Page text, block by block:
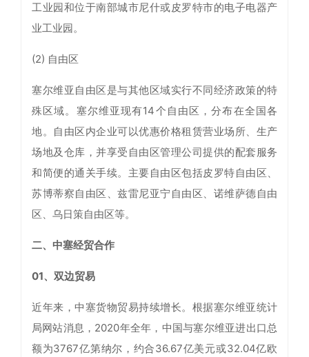
工业园和位于南部城市尼什或皮罗特市的电子电器产
业工业园。
(2) 自由区
塞尔维亚自由区是与其他区域实行不同经济政策的特
殊区域。塞尔维亚现有14个自由区，分布在全国各
地。自由区内企业可以优惠价格租赁营业场所、生产
场地及仓库，并享受自由区管理公司提供的配套服务
和简便的通关手续。主要自由区包括皮罗特自由区、
苏博蒂察自由区、兹雷尼亚宁自由区、诺维萨德自由
区、乌日策自由区等。
二、中塞经贸合作
01、双边贸易
近年来，中塞货物贸易持续增长。根据塞尔维亚统计
局网站消息，2020年全年，中国与塞尔维亚进出口总
额为3767亿第纳尔，约合36.67亿美元或32.04亿欧